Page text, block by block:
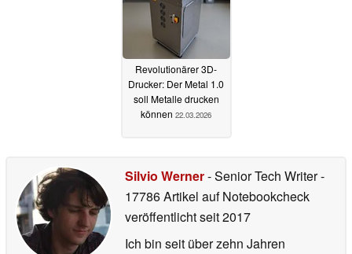
Revolutionärer 3D-
Drucker: Der Metal 1.0
soll Metalle drucken
können 22.03.2026
Silvio Werner- Senior Tech Writer-
17786 Artikel auf Notebookcheck
veröffentlichtseit 2017
Ich bin seit über zehn Jahren